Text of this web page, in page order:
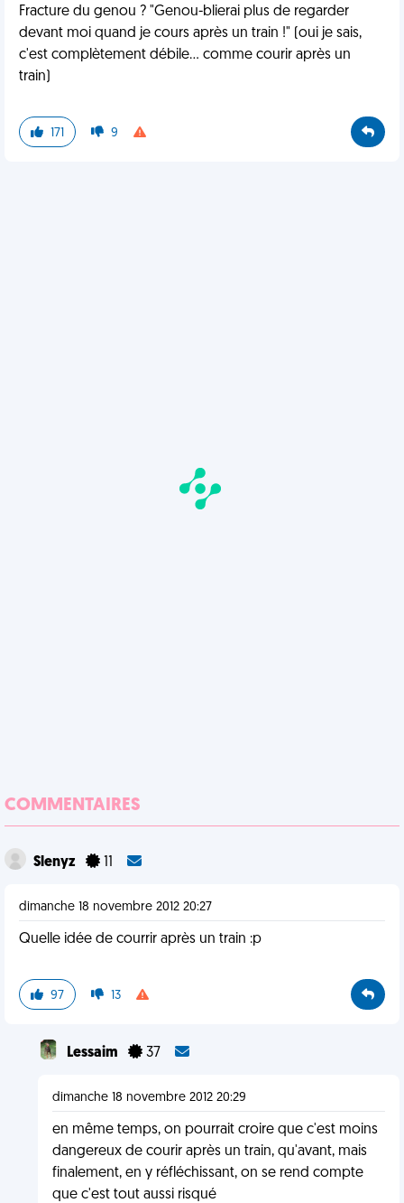
Fracture du genou ? "Genou-blierai plus de regarder
devant moi quand je cours après un train !" (oui je sais,
c'est complètement débile... comme courir après un
train)
171 9
COMMENTAIRES
Slenyz
dimanche 18 novembre 2012 20:27
Quelle idée de courrir après un train :p
97 13
Lessaim 37
dimanche 18 novembre 2012 20:29
en même temps, on pourrait croire que c'est moins
dangereux de courir après un train, qu'avant, mais
finalement, en y réfléchissant, on se rend compte
que c'est tout aussi risqué